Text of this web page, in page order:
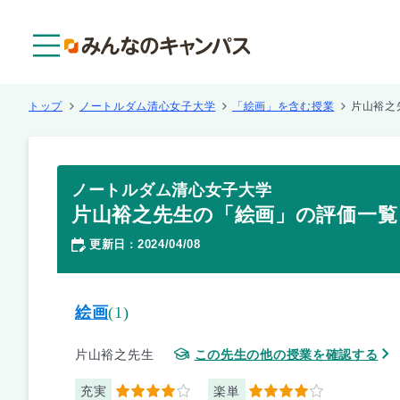
トップ ノートルダム清心女子大学 「絵画」を含む授業 片山裕
ノートルダム清心女子大学
片山裕之先生の「絵画」の評価一覧
更新日 ： 2024/04/08
絵画(1)
片山裕之先生 この先生の他の授業を確認する
充実 4 楽単 4